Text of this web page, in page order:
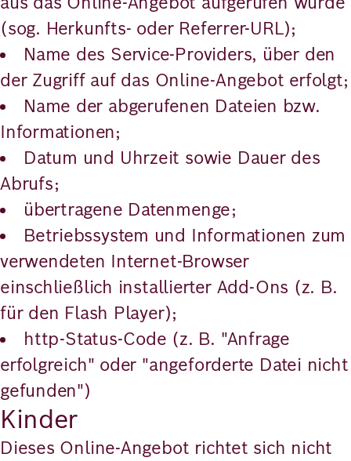
(sog. Herkunfts- oder Referrer-URL);
Name des Service-Providers, über den
der Zugriff auf das Online-Angebot erfolgt;
Name der abgerufenen Dateien bzw.
Informationen;
Datum und Uhrzeit sowie Dauer des
Abrufs;
übertragene Datenmenge;
Betriebssystem und Informationen zum
verwendeten Internet-Browser
einschließlich installierter Add-Ons (z. B.
für den Flash Player);
http-Status-Code (z. B. "Anfrage
erfolgreich" oder "angeforderte Datei nicht
gefunden")
Kinder
Dieses Online-Angebot richtet sich nicht